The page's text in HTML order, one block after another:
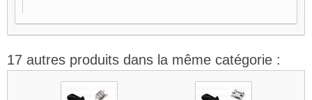
17 autres produits dans la même catégorie :